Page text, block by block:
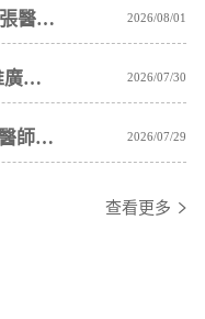
名單公告 2026/08/01
告 2026/07/30
單公告 2026/07/29
查看更多